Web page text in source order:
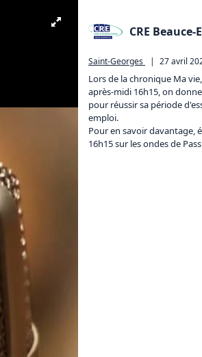
CRE
Saint-Georges | 27 avril
Lors de la chronique Ma
après-midi 16h15, on
pour réussir sa période
emploi.
Pour en savoir davantage,
16h15 sur les ondes de